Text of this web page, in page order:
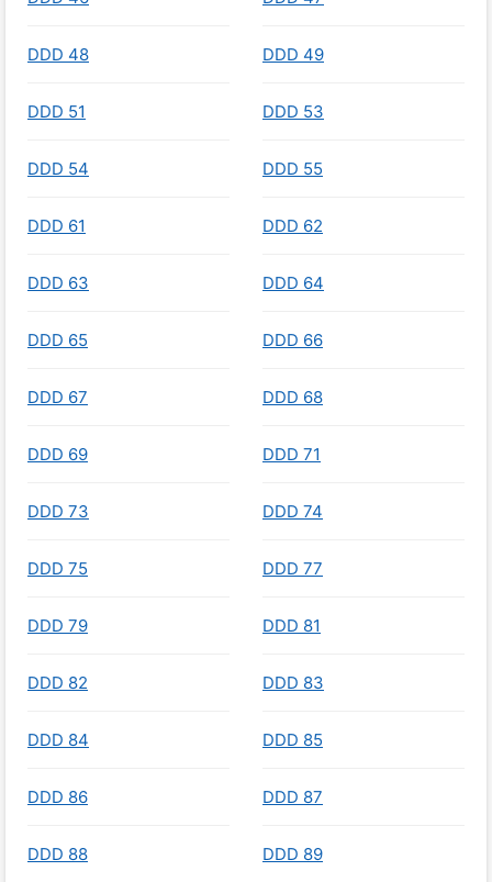
DDD 48 DDD 49
DDD 51 DDD 53
DDD 54 DDD 55
DDD 61 DDD 62
DDD 63 DDD 64
DDD 65 DDD 66
DDD 67 DDD 68
DDD 69 DDD 71
DDD 73 DDD 74
DDD 75 DDD 77
DDD 79 DDD 81
DDD 82 DDD 83
DDD 84 DDD 85
DDD 86 DDD 87
DDD 88 DDD 89